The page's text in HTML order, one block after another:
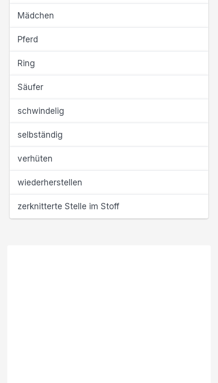
Mädchen
Pferd
Ring
Säufer
schwindelig
selbständig
verhüten
wiederherstellen
zerknitterte Stelle im Stoff